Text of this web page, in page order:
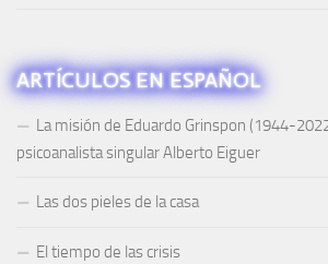
ARTÍCULOS EN ESPAÑOL
La misión de Eduardo Grinspon (1944-
psicoanalista singular Alberto Eiguer
Las dos pieles de la casa
El tiempo de las crisis